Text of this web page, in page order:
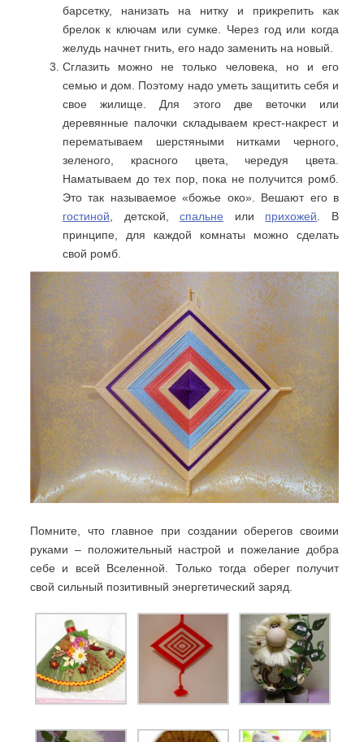
барсетку, нанизать на нитку и прикрепить как
брелок к ключам или сумке. Через год или когда
желудь начнет гнить, его надо заменить на новый.
Сглазить можно не только человека, но и его
семью и дом. Поэтому надо уметь защитить себя и
свое жилище. Для этого две веточки или
деревянные палочки складываем крест-накрест и
перематываем шерстяными нитками черного,
зеленого, красного цвета, чередуя цвета.
Наматываем до тех пор, пока не получится ромб.
Это так называемое «божье око». Вешают его в
гостиной, детской,спальне или прихожей. В
принципе, для каждой комнаты можно сделать
свой ромб.
Помните, что главное при создании оберегов своими
руками – положительный настрой и пожелание добра
себе и всей Вселенной. Только тогда оберег получит
свой сильный позитивный энергетический заряд.